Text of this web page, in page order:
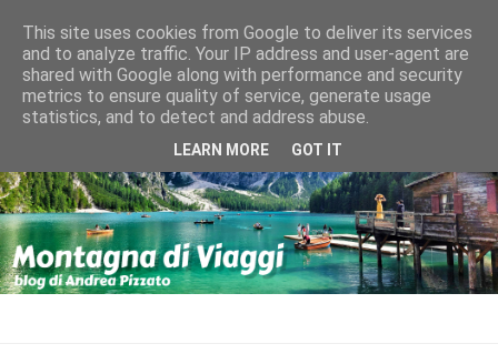
This site uses cookies from Google to deliver its services
and to analyze traffic. Your IP address and user-agent are
shared with Google along with performance and security
metrics to ensure quality of service, generate usage
statistics, and to detect and address abuse.
LEARN MORE GOT IT